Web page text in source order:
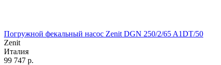
Погружной фекальный насос Zenit DGN 250/2/65 A1DT/50
Zenit
Италия
99 747 р.